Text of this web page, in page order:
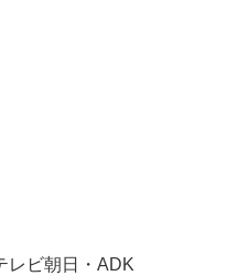
レビ朝日・ADK